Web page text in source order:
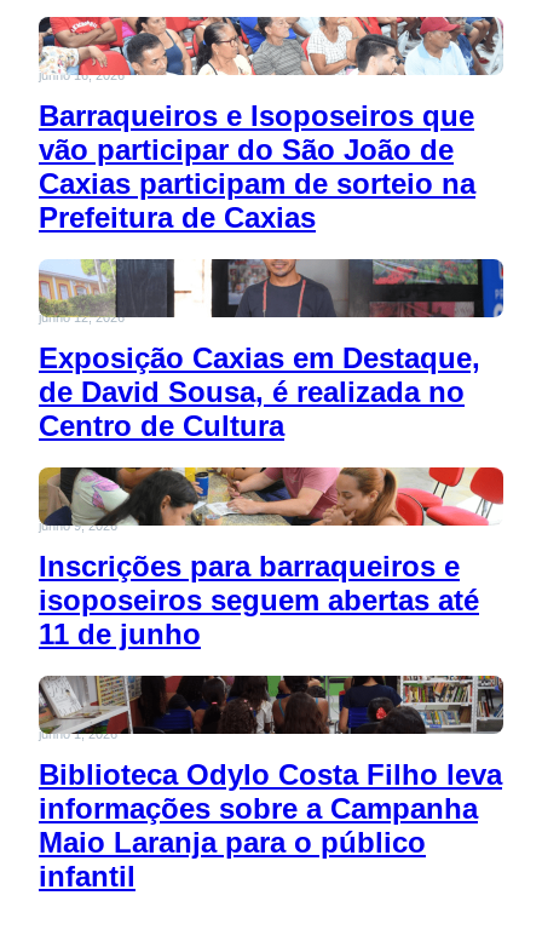
junho 16, 2026
Barraqueiros e Isoposeiros que
vão participar do São João de
Caxias participam de sorteio na
Prefeitura de Caxias
junho 12, 2026
Exposição Caxias em Destaque,
de David Sousa, é realizada no
Centro de Cultura
junho 9, 2026
Inscrições para barraqueiros e
isoposeiros seguem abertas até
11 de junho
junho 1, 2026
Biblioteca Odylo Costa Filho leva
informações sobre a Campanha
Maio Laranja para o público
infantil